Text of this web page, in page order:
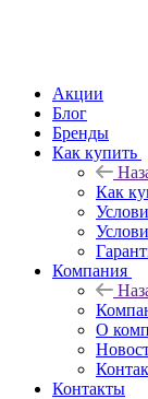
Акции
Блог
Бренды
Как купить
Как
Компания
О
Контакты